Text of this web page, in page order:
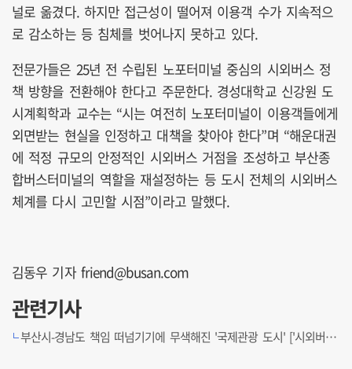
널로 옮겼다. 하지만 접근성이 떨어져 이용객 수가 지속적으
로 감소하는 등 침체를 벗어나지 못하고 있다.
전문가들은 25년 전 수립된 노포터미널 중심의 시외버스 정
책 방향을 전환해야 한다고 주문한다. 경성대학교 신강원 도
시계획학과 교수는 “시는 여전히 노포터미널이 이용객들에게
외면받는 현실을 인정하고 대책을 찾아야 한다”며 “해운대권
에 적정 규모의 안정적인 시외버스 거점을 조성하고 부산종
합버스터미널의 역할을 재설정하는 등 도시 전체의 시외버스
체계를 다시 고민할 시점”이라고 말했다.
김동우 기자 friend@busan.com
관련기사
부산시-경남도 책임 떠넘기기에 무색해진 '국제관광 도시' ['시외버스 교통' 새판 짜자]